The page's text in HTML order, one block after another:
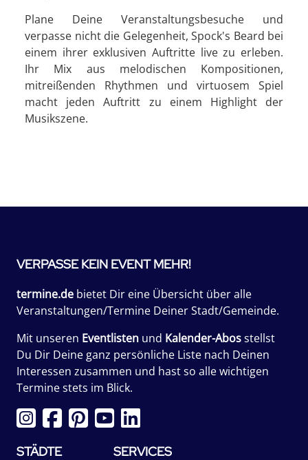
Plane Deine Veranstaltungsbesuche und
verpasse nicht die Gelegenheit, Spock's Beard bei
einem ihrer exklusiven Auftritte live zu erleben.
Ihr Mix aus melodischen Kompositionen,
mitreißenden Rhythmen und virtuosem Spiel
macht jeden Auftritt zu einem Highlight der
Musikszene.
VERPASSE KEIN EVENT MEHR!
termine.de bietet Dir eine Übersicht über alle
Veranstaltungen/Termine Deiner Stadt/Gemeinde.
Mit unseren Eventlisten und Kalender-Abosstellst
Du Dir Deine ganz persönliche Liste nach Deinen
Interessen zusammen und hast so alle wichtigen
Termine stets im Blick.
STÄDTE SERVICES